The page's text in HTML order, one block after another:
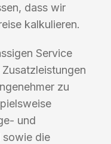
dass wir
kalkulieren.
Service
zu
und
sowie die